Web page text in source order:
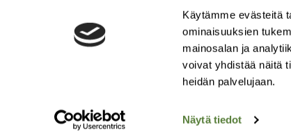
Käytämme evästeitä
ominaisuuksien
mainosalan ja
voivat yhdistää näitä
heidän palvelujaan.
Näytä tiedot